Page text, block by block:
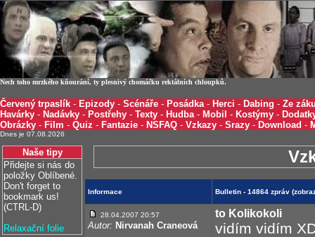
Nech toho mrzkého kňourání, ty plesnivý chomáčku rektálních chloupků.
Červený trpaslík - Epizody - Scénáře - Posádka- Herci - Dabing - Ze
Havárky - Nadávky - Postřehy - Texty - Hudba- Mobil - Kostýmy -
Obrázky - Film - Quiz - Fantazie - NSFAQ - Vzkazy - Srazy - Download -
Dnes je 07.08.2026
Naše tipy
Přidejte si nás do
položky Oblíbené.
Don't forget to
bookmark us!
(CTRL-D)
Relaxační folie
Informace Bulletin - 14864 zpráv
28.04.2007 20:57
Autor: Nirvanah Craneová
to Kolikokoli
vidím vidím